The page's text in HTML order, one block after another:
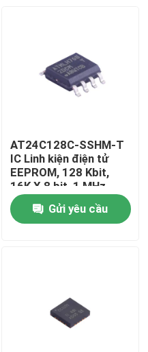
AT24C128C-SSHM-T
IC Linh kiện điện tử
EEPROM, 128 Kbit,
16K X 8 bit, 1 MHz,
I2C, SOIC, 8 chân
Gửi yêu cầu